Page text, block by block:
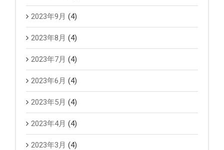
2023年9月 (4)
2023年8月 (4)
2023年7月 (4)
2023年6月 (4)
2023年5月 (4)
2023年4月 (4)
2023年3月 (4)